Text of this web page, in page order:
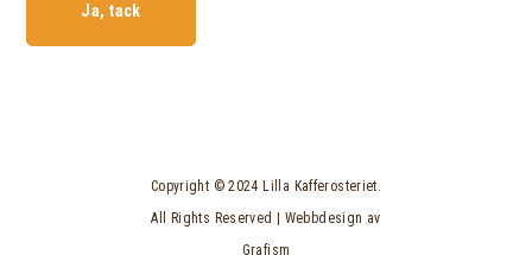
Ja, tack
Copyright © 2024 Lilla Kafferosteriet.
All Rights Reserved | Webbdesign av
Grafism